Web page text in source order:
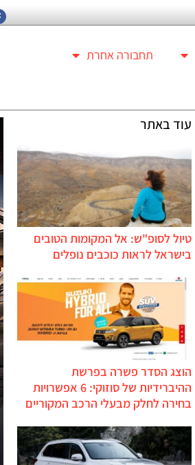
תחבורה אחרת
עוד באתר
טיול לסופ"ש: אל המקומות הטובים
בישראל לראות כוכבים נופלים
הוצג הסדר פשרה בפרשת
ההיברידיות של סוזוקי: 6 אפשרויות
בחירה לחלק מבעלי הרכב המקוריים